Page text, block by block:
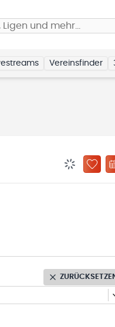
und mehr…
Vereinsfinder
ZU